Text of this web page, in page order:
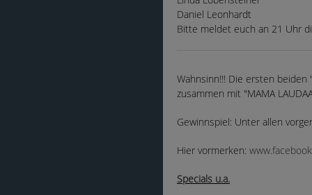
Daniel Leonhardt
Bitte meldet euch an 21 Uhr
Wahnsinn!!! Die ersten beiden
zusammen mit "MAMA
Gewinnspiel: Unter allen
Hier vormerken:
Specials u.a.